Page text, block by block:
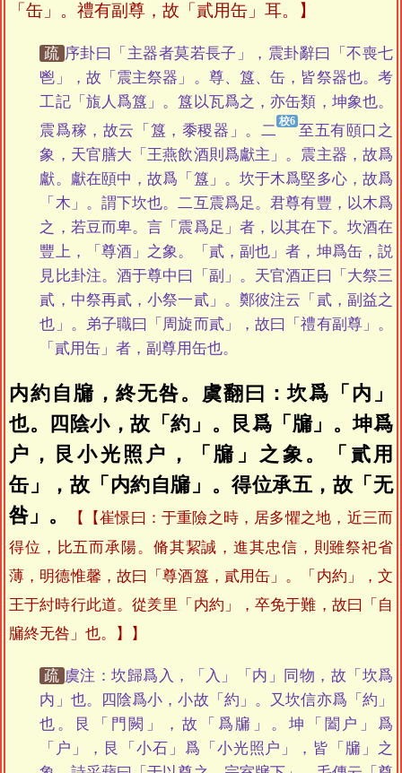
「缶」。禮有副尊，故「貳用缶」耳。】
疏 序卦曰「主器者莫若長子」，震卦辭曰「不喪七
鬯」，故「震主祭器」。尊、簋、缶，皆祭器也。考
工記「旊人爲簋」。簋以瓦爲之，亦缶類，坤象也。
震爲稼，故云「簋，黍稷器」。二
至五有頤口之
象，天官膳大「王燕飲酒則爲獻主」。震主器，故爲
獻。獻在頤中，故爲「簋」。坎于木爲堅多心，故爲
「木」。謂下坎也。二互震爲足。君尊有豐，以木爲
之，若豆而卑。言「震爲足」者，以其在下。坎酒在
豐上，「尊酒」之象。「貳，副也」者，坤爲缶，説
見比卦注。酒于尊中曰「副」。天官酒正曰「大祭三
貳，中祭再貳，小祭一貳」。鄭彼注云「貳，副益之
也」。弟子職曰「周旋而貳」，故曰「禮有副尊」。
「貳用缶」者，副尊用缶也。
内約自牖，終无咎。虞翻曰：坎爲「内」
也。四陰小，故「約」。艮爲「牖」。坤爲
户，艮小光照户，「牖」之象。「貳用
缶」，故「内約自牖」。得位承五，故「无
咎」。
【崔憬曰：于重險之時，居多懼之地，近三而
得位，比五而承陽。脩其絜誠，進其忠信，則雖祭祀省
薄，明德惟馨，故曰「尊酒簋，貳用缶」。「内約」，文
王于紂時行此道。從羑里「内約」，卒免于難，故曰「自
牖終无咎」也。】
疏 虞注：坎歸爲入，「入」「内」同物，故「坎爲
内」也。四陰爲小，小故「約」。又坎信亦爲「約」
也。艮「門闕」，故「爲牖」。坤「闔户」爲
「户」，艮「小石」爲「小光照户」，皆「牖」之